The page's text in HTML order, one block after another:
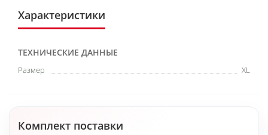
Характеристики
ТЕХНИЧЕСКИЕ ДАННЫЕ
Размер XL
Комплект поставки